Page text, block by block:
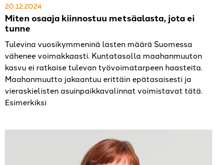
Miten osaaja kiinnostuu metsäalasta, jota ei
tunne
20.12.2024
Tulevina vuosikymmeninä lasten määrä Suomessa
vähenee voimakkaasti. Kuntatasolla maahanmuuton
kasvu ei ratkaise tulevan työvoimatarpeen haasteita.
Maahanmuutto jakaantuu erittäin epätasaisesti ja
vieraskielisten asuinpaikkavalinnat voimistavat tätä.
Esimerkiksi